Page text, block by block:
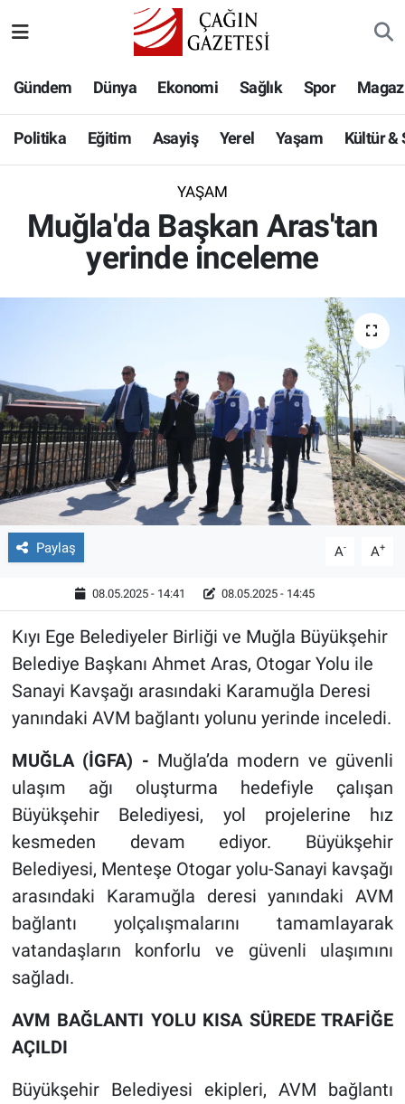
Gündem Dünya Ekonomi Sağlık Spor
Politika Eğitim Asayiş Yerel Yaşam Kültür &
YAŞAM
Muğla'da Başkan Aras'tan
yerinde inceleme
Paylaş A- A+
08.05.2025 - 14:41 08.05.2025 - 14:45
Kıyı Ege Belediyeler Birliği ve Muğla Büyükşehir
Belediye Başkanı Ahmet Aras, Otogar Yolu ile
Sanayi Kavşağı arasındaki Karamuğla Deresi
yanındaki AVM bağlantı yolunu yerinde inceledi.
MUĞLA (İGFA) - Muğla’da modern ve güvenli
ulaşım ağı oluşturma hedefiyle çalışan
Büyükşehir Belediyesi, yol projelerine hız
kesmeden devam ediyor. Büyükşehir
Belediyesi, Menteşe Otogar yolu-Sanayi kavşağı
arasındaki Karamuğla deresi yanındaki AVM
bağlantı yolçalışmalarını tamamlayarak
vatandaşların konforlu ve güvenli ulaşımını
sağladı.
AVM BAĞLANTI YOLU KISA SÜREDE TRAFİĞE
AÇILDI
Büyükşehir Belediyesi ekipleri, AVM bağlantı
Eğitim
Asayiş
Yaşam
Kültür & Sanat
Köşe Yazıları
Röportaj
Video Galeri
Hava Durumu
Namaz Vakitleri
Süper Lig Puan Durumu ve Fikstür
Tüm Manşetler
Haber Arşivi